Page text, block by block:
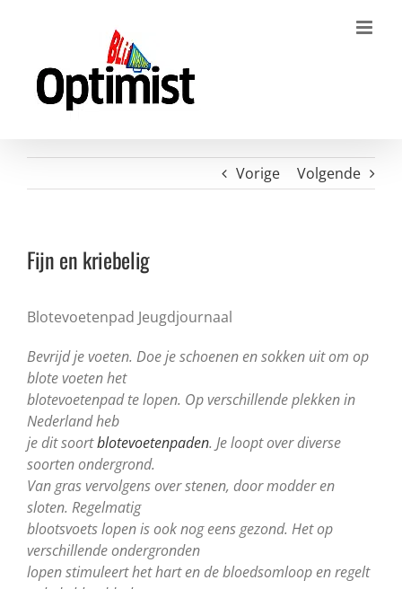
Vorige Volgende
Fijn en kriebelig
Blotevoetenpad Jeugdjournaal
Bevrijd je voeten. Doe je schoenen en sokken uit om op
blote voeten het
blotevoetenpad te lopen. Op verschillende plekken in
Nederland heb
je dit soortblotevoetenpaden. Je loopt over diverse
soorten ondergrond.
Van gras vervolgens over stenen, door modder en
sloten. Regelmatig
blootsvoets lopen is ook nog eens gezond. Het op
verschillende ondergronden
lopen stimuleert het hart en de bloedsomloop en regelt